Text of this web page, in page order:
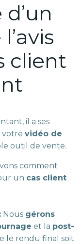
client
il a ses
votre vidéo de
outil de vente.
comment
un cas client
Nous gérons
et la post-
le rendu final soit